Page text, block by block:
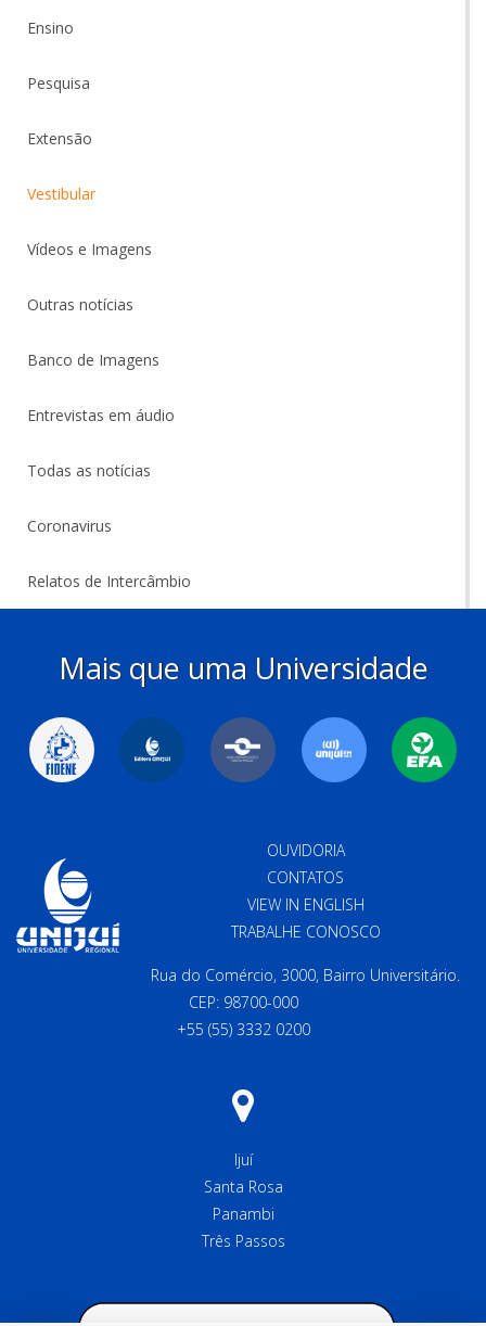
Ensino
Pesquisa
Extensão
Vestibular
Vídeos e Imagens
Outras notícias
Banco de Imagens
Entrevistas em áudio
Todas as notícias
Coronavirus
Relatos de Intercâmbio
Mais que uma Universidade
OUVIDORIA
CONTATOS
VIEW IN ENGLISH
TRABALHE CONOSCO
Rua do Comércio, 3000, Bairro Universitário.
CEP: 98700-000
+55 (55) 3332 0200
Ijuí
Santa Rosa
Panambi
Três Passos